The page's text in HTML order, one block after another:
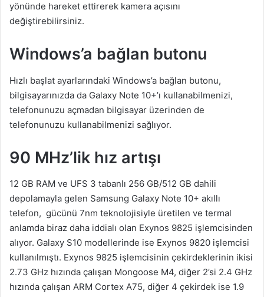
yönünde hareket ettirerek kamera açısını
değiştirebilirsiniz.
Windows’a bağlan butonu
Hızlı başlat ayarlarındaki Windows’a bağlan butonu,
bilgisayarınızda da Galaxy Note 10+’ı kullanabilmenizi,
telefonunuzu açmadan bilgisayar üzerinden de
telefonunuzu kullanabilmenizi sağlıyor.
90 MHz’lik hız artışı
12 GB RAM ve UFS 3 tabanlı 256 GB/512 GB dahili
depolamayla gelen Samsung Galaxy Note 10+ akıllı
telefon, gücünü 7nm teknolojisiyle üretilen ve termal
anlamda biraz daha iddialı olan Exynos 9825 işlemcisinden
alıyor. Galaxy S10 modellerinde ise Exynos 9820 işlemcisi
kullanılmıştı. Exynos 9825 işlemcisinin çekirdeklerinin ikisi
2.73 GHz hızında çalışan Mongoose M4, diğer 2’si 2.4 GHz
hızında çalışan ARM Cortex A75, diğer 4 çekirdek ise 1.9